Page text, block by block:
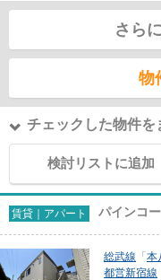
さら
物
チェックした物件を
検討リストに追加
賃貸｜アパート パインコ
総武線 「 本
都営新宿線